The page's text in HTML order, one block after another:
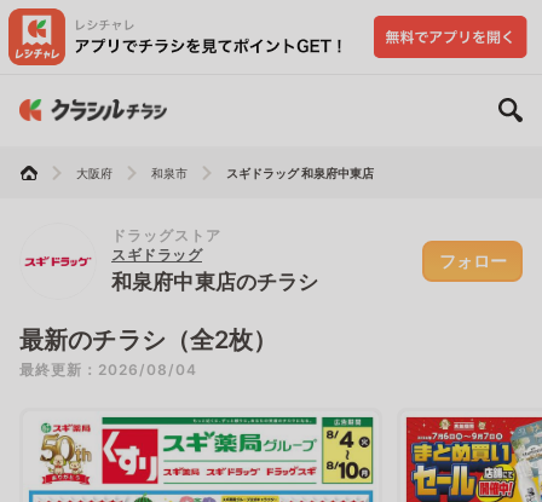
大阪府 和泉市 スギドラッグ 和泉府中東店
ドラッグストア
スギドラッグ
和泉府中東店のチラシ
フォロー
最新のチラシ（全2枚）
最終更新：2026/08/04